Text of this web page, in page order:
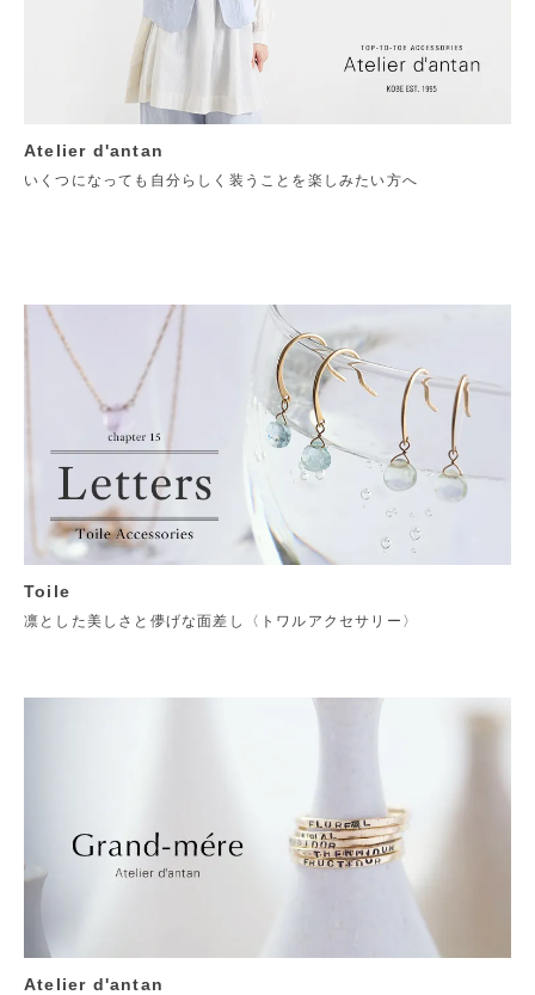
Atelier d'antan
いくつになっても自分らしく装うことを楽しみたい方へ
Toile
凛とした美しさと儚げな面差し〈トワルアクセサリー〉
Atelier d'antan